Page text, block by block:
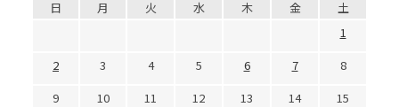
日 月 火 水 木 金
土
1
2
3 4 5 6 7
8
9
10 11 12 13 14
15